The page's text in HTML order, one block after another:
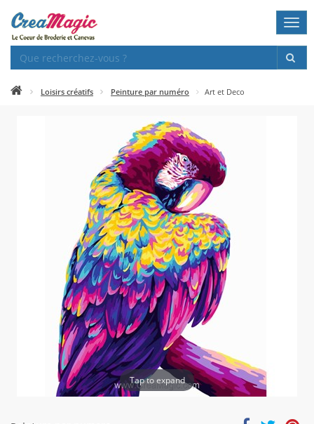
Loisirs créatifs Peinture par numéro Art et Deco
Tap to expand